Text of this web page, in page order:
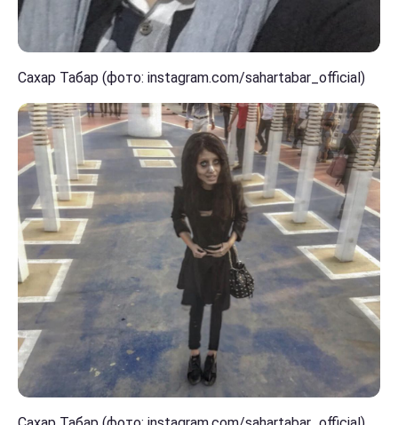
Сахар Табар (фото: instagram.com/sahartabar_official)